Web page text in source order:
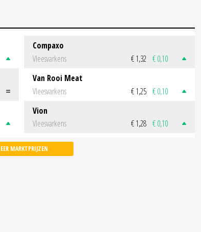
Compaxo
Vleesvarkens
€ 1,32 € 0,10
Van Rooi Meat
Vleesvarkens
€ 1,25 € 0,10
Vion
Vleesvarkens
€ 1,28 € 0,10
MARKTPRIJZEN